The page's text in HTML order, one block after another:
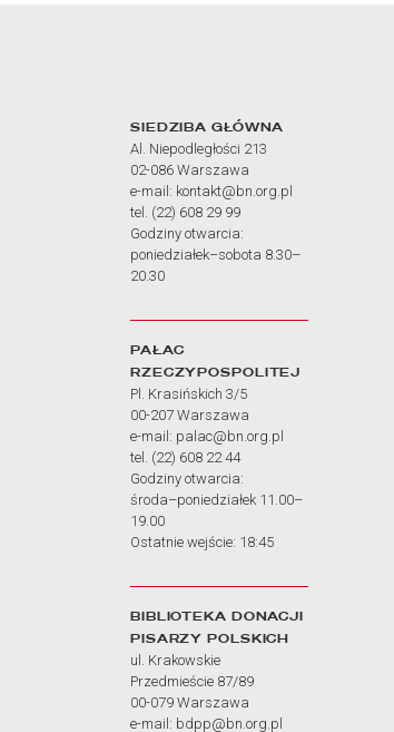
Adres oraz
SIEDZIBA GŁÓWNA
Al. Niepodległości 213
02-086 Warszawa
e-mail: kontakt@bn.org.pl
tel. (22) 608 29 99
Godziny otwarcia:
poniedziałek–sobota 8.30–
20.30
PAŁAC
RZECZYPOSPOLITEJ
Pl. Krasińskich 3/5
00-207 Warszawa
e-mail: palac@bn.org.pl
tel. (22) 608 22 44
Godziny otwarcia:
środa–poniedziałek 11.00–
19.00
Ostatnie wejście: 18:45
BIBLIOTEKA DONACJI
PISARZY POLSKICH
ul. Krakowskie
Przedmieście 87/89
00-079 Warszawa
e-mail: bdpp@bn.org.pl